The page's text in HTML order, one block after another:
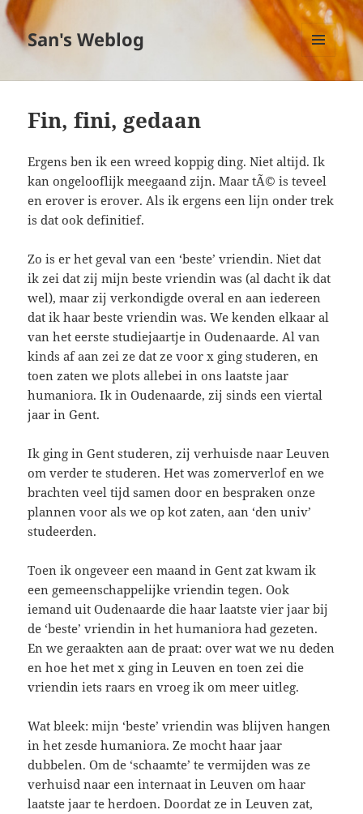
San's Weblog
MENU
EN
Fin, fini, gedaan
Ergens ben ik een wreed koppig ding. Niet altijd. Ik
kan ongelooflijk meegaand zijn. Maar tÃ© is teveel
en erover is erover. Als ik ergens een lijn onder trek
is dat ook definitief.
Zo is er het geval van een ‘beste’ vriendin. Niet dat
ik zei dat zij mijn beste vriendin was (al dacht ik dat
wel), maar zij verkondigde overal en aan iedereen
dat ik haar beste vriendin was. We kenden elkaar al
van het eerste studiejaartje in Oudenaarde. Al van
kinds af aan zei ze dat ze voor x ging studeren, en
toen zaten we plots allebei in ons laatste jaar
humaniora. Ik in Oudenaarde, zij sinds een viertal
jaar in Gent.
Ik ging in Gent studeren, zij verhuisde naar Leuven
om verder te studeren. Het was zomerverlof en we
brachten veel tijd samen door en bespraken onze
plannen voor als we op kot zaten, aan ‘den univ’
studeerden.
Toen ik ongeveer een maand in Gent zat kwam ik
een gemeenschappelijke vriendin tegen. Ook
iemand uit Oudenaarde die haar laatste vier jaar bij
de ‘beste’ vriendin in het humaniora had gezeten.
En we geraakten aan de praat: over wat we nu deden
en hoe het met x ging in Leuven en toen zei die
vriendin iets raars en vroeg ik om meer uitleg.
Wat bleek: mijn ‘beste’ vriendin was blijven hangen
in het zesde humaniora. Ze mocht haar jaar
dubbelen. Om de ‘schaamte’ te vermijden was ze
verhuisd naar een internaat in Leuven om haar
laatste jaar te herdoen. Doordat ze in Leuven zat,